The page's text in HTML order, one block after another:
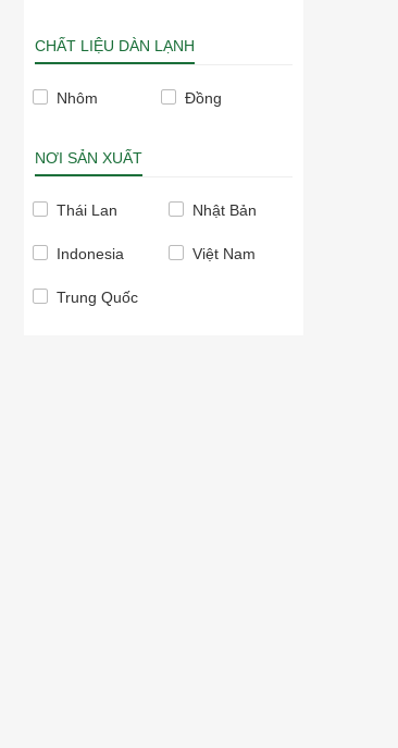
CHẤT LIỆU DÀN LẠNH
Nhôm Đồng
NƠI SẢN XUẤT
Thái Lan Nhật Bản
Indonesia Việt Nam
Trung Quốc